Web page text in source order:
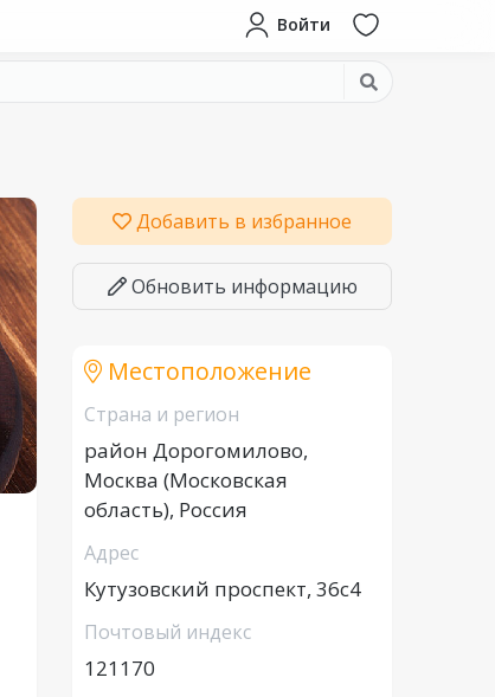
Войти
Добавить в избранное
Обновить информацию
Местоположение
Страна и регион
район Дорогомилово,
Москва (Московская
область), Россия
Адрес
Кутузовский проспект, 36с4
Почтовый индекс
121170